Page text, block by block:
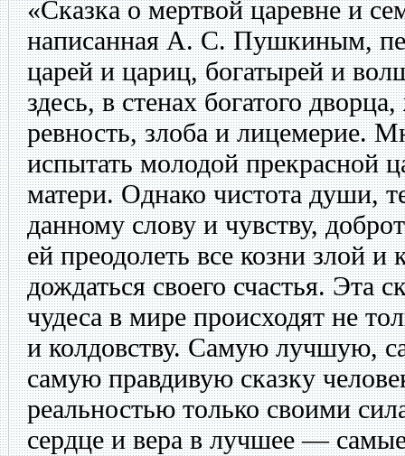
«Сказка о мертвой царевне и
написанная А. С. Пушкиным,
царей и цариц, богатырей и
здесь, в стенах богатого
ревность, злоба и лицемерие.
испытать молодой прекрасной
матери. Однако чистота души,
данному слову и чувству,
ей преодолеть все козни злой и
дождаться своего счастья. Эта
чудеса в мире происходят не
и колдовству. Самую лучшую,
самую правдивую сказку
реальностью только своими
сердце и вера в лучшее —